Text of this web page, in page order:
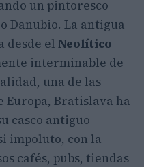
un pintoresco
Danubio. La antigua
desde el Neolítico
interminable de
una de las
Europa, Bratislava ha
casco antiguo
impoluto, con la
cafés, pubs, tiendas